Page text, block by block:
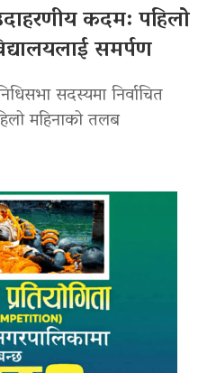
कदम: पहिलो
समर्पण
सदस्यमा निर्वाचित
महिनाको तलब